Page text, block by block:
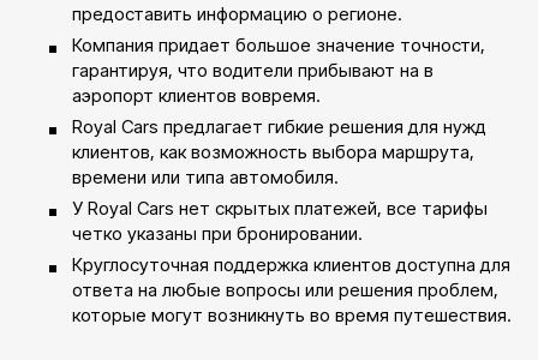
предоставить информацию о регионе.
Компания придает большое значение точности,
гарантируя, что водители прибывают на в
аэропорт клиентов вовремя.
Royal Cars предлагает гибкие решения для нужд
клиентов, как возможность выбора маршрута,
времени или типа автомобиля.
У Royal Cars нет скрытых платежей, все тарифы
четко указаны при бронировании.
Круглосуточная поддержка клиентов доступна для
ответа на любые вопросы или решения проблем,
которые могут возникнуть во время путешествия.